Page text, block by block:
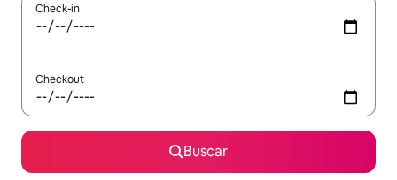
Check-in
Checkout
Buscar